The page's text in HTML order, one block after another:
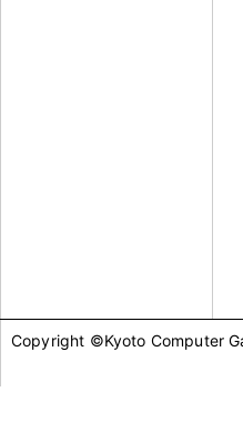
Copyright ©Kyoto Computer